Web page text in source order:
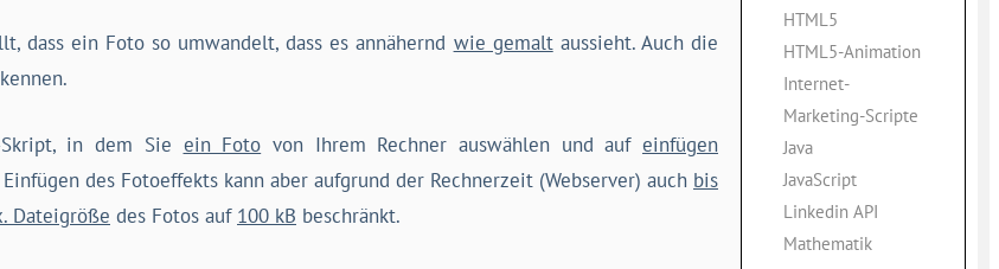
dass ein Foto so umwandelt, dass es annähernd wie gemaltaussieht. Auch die
in dem Sie ein Foto von Ihrem Rechner auswählen und auf einfügen
des Fotoeffekts kann aber aufgrund der Rechnerzeit (Webserver) auch bis
Dateigröße des Fotos auf 100 kB beschränkt.
HTML5
HTML5-Animation
Internet-
Marketing-Scripte
Java
JavaScript
Linkedin API
Mathematik